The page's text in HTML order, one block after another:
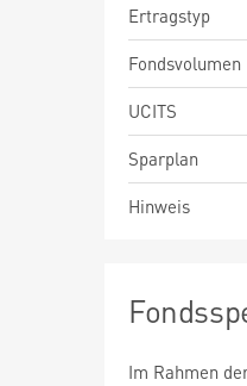
Ertragstyp
Fondsvolumen
UCITS
Sparplan
Hinweis
Im Rahmen